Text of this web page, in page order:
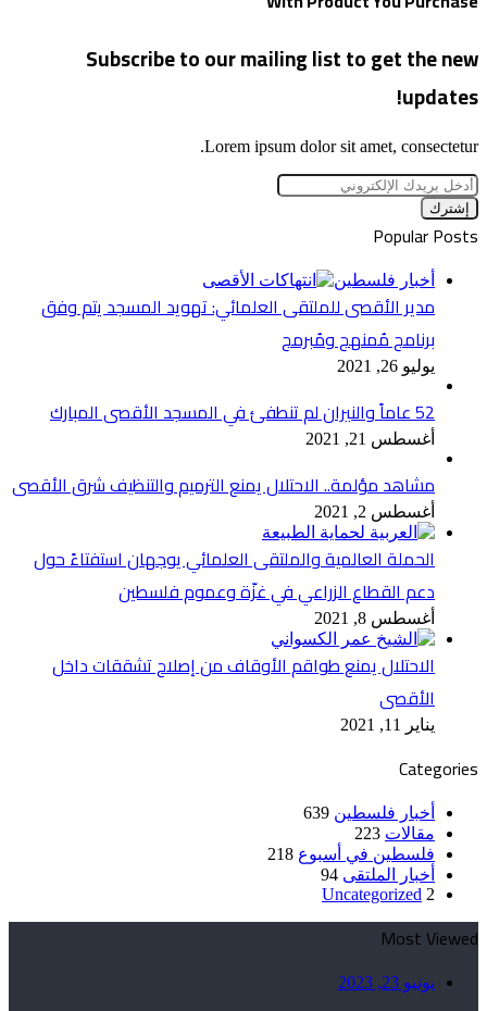
Subscribe to our mailing list to get the new
updates!
Lorem ipsum dolor sit amet, consectetur.
أدخل
بريدك
الإلكتروني
Popular Posts
أخبار فلسطين
مدير الأقصى للملتقى العلمائي: تهويد المسجد يتم وفق
برنامج مُمنهج ومُبرمج
يوليو 26, 2021
52 عاماً والنيران لم تنطفئ في المسجد الأقصى المبارك
أغسطس 21, 2021
مشاهد مؤلمة.. الاحتلال يمنع الترميم والتنظيف شرق الأقصى
أغسطس 2, 2021
الحملة العالمية والملتقى العلمائي يوجهان استفتاءً حول
دعم القطاع الزراعي في غزّة وعموم فلسطين
أغسطس 8, 2021
الاحتلال يمنع طواقم الأوقاف من إصلاح تشققات داخل
الأقصى
يناير 11, 2021
Categories
أخبار فلسطين 639
مقالات 223
فلسطين في أسبوع 218
أخبار الملتقى 94
Uncategorized 2
Most Viewed
يونيو 23, 2023